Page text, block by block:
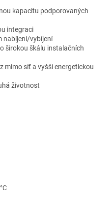
kapacitu podporovaných
integraci
nabíjení/vybíjení
širokou škálu instalačních
mimo síť a vyšší energetickou
životnost